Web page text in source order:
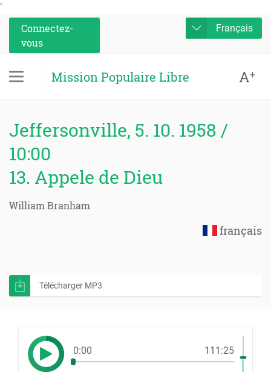
'
Connectez-
vous
Français
Mission Populaire Libre A+
Jeffersonville, 5. 10. 1958 /
10:00
13. Appele de Dieu
William Branham
français
Télécharger MP3
0:00 111:25